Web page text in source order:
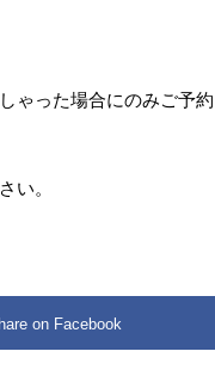
ゃった場合にのみご予約
い。